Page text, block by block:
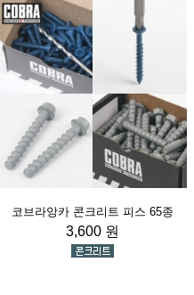
코브라앙카 콘크리트 피스 65종
3,600 원